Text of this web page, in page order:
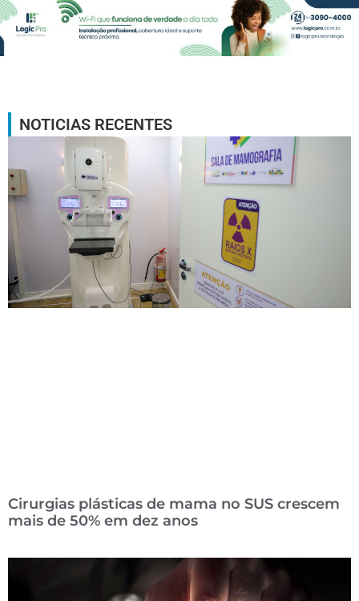
NOTICIAS RECENTES
Cirurgias plásticas de mama no SUS crescem
mais de 50% em dez anos